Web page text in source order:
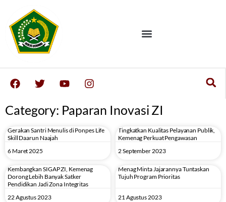
Category: Paparan Inovasi ZI
Gerakan Santri Menulis di Ponpes Life
Skill Daarun Naajah
6 Maret 2025
Tingkatkan Kualitas Pelayanan Publik,
Kemenag Perkuat Pengawasan
2 September 2023
Kembangkan SIGAP ZI, Kemenag
Dorong Lebih Banyak Satker
Pendidikan Jadi Zona Integritas
22 Agustus 2023
Menag Minta Jajarannya Tuntaskan
Tujuh Program Prioritas
21 Agustus 2023